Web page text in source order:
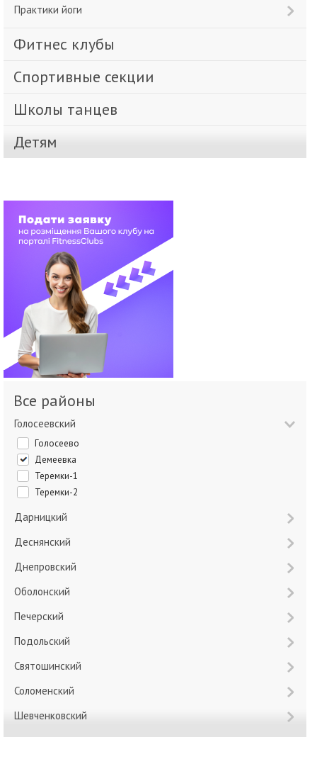
Практики йоги
Фитнес клубы
Спортивные секции
Школы танцев
Детям
Все районы
Голосеевский
Голосеево
Демеевка
Теремки-1
Теремки-2
Дарницкий
Деснянский
Днепровский
Оболонский
Печерский
Подольский
Святошинский
Соломенский
Шевченковский